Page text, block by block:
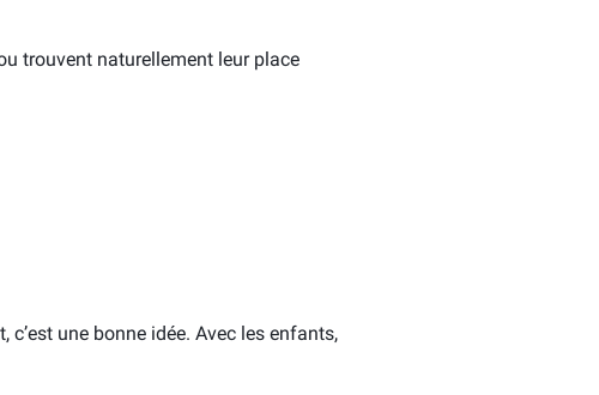
trouvent naturellement leur place
une bonne idée. Avec les enfants,